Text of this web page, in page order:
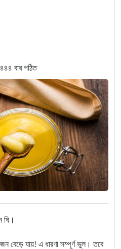
৪৪৪ বার পঠিত
ঘি।
বেড়ে যায়! এ ধারণা সম্পূর্ণ ভুল। তবে